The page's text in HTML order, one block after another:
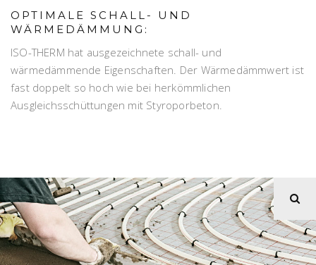
OPTIMALE SCHALL- UND
WÄRMEDÄMMUNG:
ISO-THERM hat ausgezeichnete schall- und
wärmedämmende Eigenschaften. Der Wärmedämmwert ist
fast doppelt so hoch wie bei herkömmlichen
Ausgleichsschüttungen mit Styroporbeton.